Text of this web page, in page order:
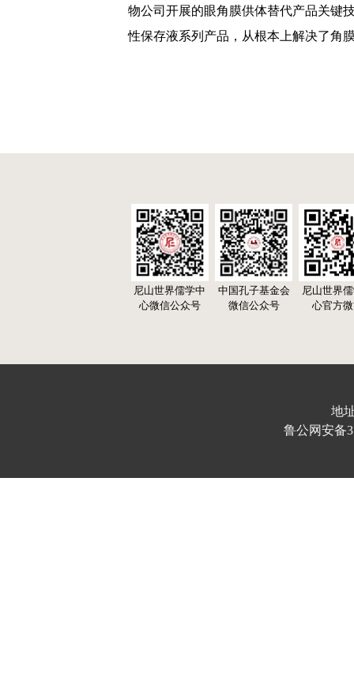
物公司开展的眼角膜供体替代产品关键
性保存液系列产品，从根本上解决了角
尼山世界儒学中
心微信公众号
中国孔子基金会
微信公众号
尼山世界
心官方
地
鲁公网安备